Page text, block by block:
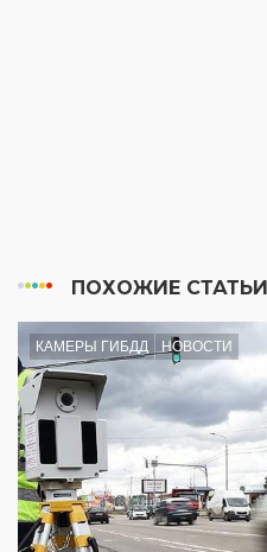
ПОХОЖИЕ СТАТЬИ
КАМЕРЫ ГИБДД НОВОСТИ